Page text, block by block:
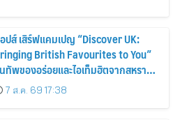
ปส์ เสิร์ฟแคมเปญ “Discover UK:
British Favourites to You”
ทัพของอร่อยและไอเท็มฮิตจากสหราช
ณาจักร ส่งตรงถึงมือตั้งแต่วันนี้ – 18
หาคมนี้
7 ส.ค. 69 17:38